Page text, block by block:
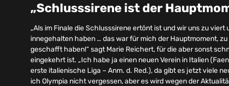
„Schlusssirene ist der
„Als im Finale die Schlusssirene ertönt ist und wir uns zu viert
innegehalten haben … das war für mich der Hauptmoment,
geschafft haben!“ sagt Marie Reichert, für die aber sonst
eingekehrt ist. „Ich habe ja einen neuen Verein in Italien
erste italienische Liga – Anm. d. Red.), da gibt es jetzt viele
ich Olympia nicht vergessen, aber es wird wegen der